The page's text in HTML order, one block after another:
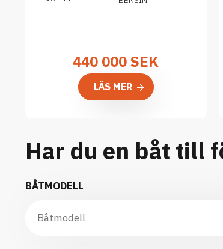
440 000SEK
LÄS MER
Har du en båt till
BÅTMODELL